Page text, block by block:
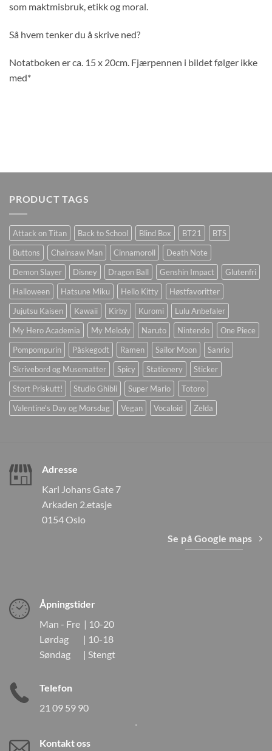
som maktmisbruk, etikk og moral.
Så hvem tenker du å skrive ned?
Notatboken er ca. 15 x 20cm. Fjærpennen i bildet følger ikke
med*
PRODUCT TAGS
Attack on Titan Back to School Blind Box BT21
BTS
Buttons
Chainsaw Man Cinnamoroll
Death Note
Demon Slayer
Disney Dragon Ball Genshin Impact
Glutenfri
Halloween
Hatsune Miku Hello Kitty
Høstfavoritter
Jujutsu Kaisen
Kawaii Kirby Kuromi
Lulu Anbefaler
My Hero Academia
My Melody Naruto Nintendo
One Piece
Pompompurin
Påskegodt Ramen Sailor Moon
Sanrio
Skrivebord og Musematter
Spicy Stationery
Sticker
Stort Priskutt!
Studio Ghibli Super Mario
Totoro
Valentine's Day og Morsdag
Vegan Vocaloid Zelda
Adresse
Karl Johans Gate 7
Arkaden 2.etasje
0154 Oslo
Se på Google maps
Åpningstider
Man - Fre | 10-20
Lørdag | 10-18
Søndag | Stengt
Telefon
21 09 59 90
Kontakt oss